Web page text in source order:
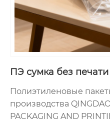
ПЭ сумка без печати
Полиэтиленовые
производства
PACKAGING AND